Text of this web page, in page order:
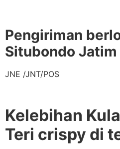
Pengiriman
Situbondo Jatim
JNE /JNT/POS
Kelebihan
Teri crispy di